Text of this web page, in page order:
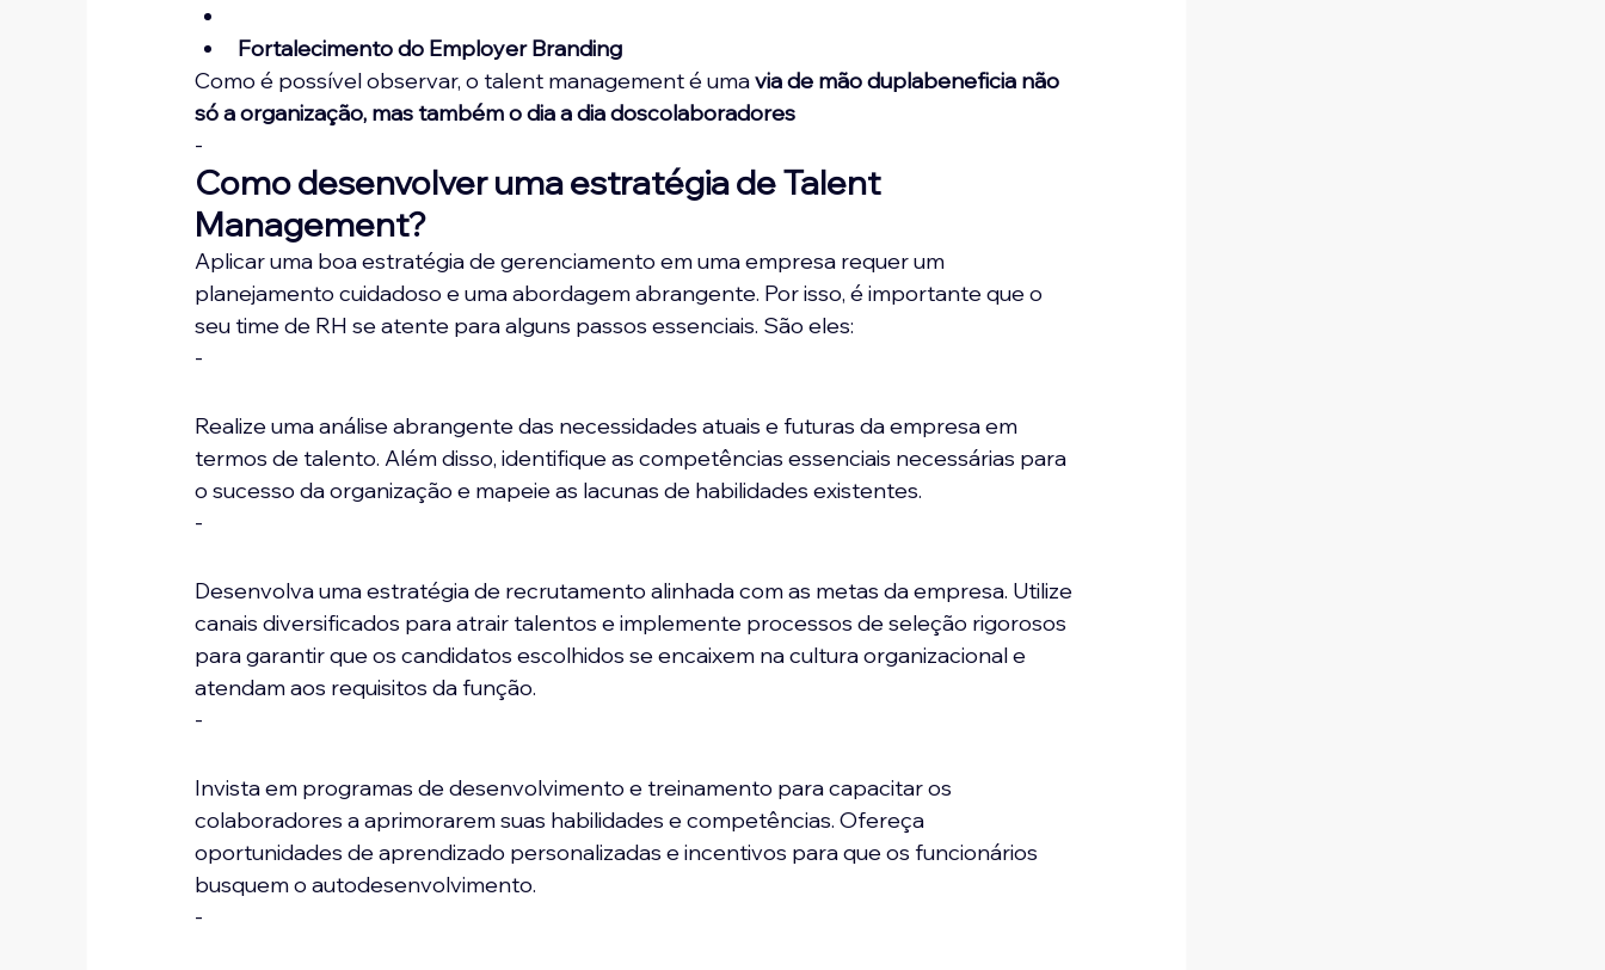
Fortalecimento do Employer Branding
Como é possível observar, o talent management é uma via de mão duplabeneficia não
só a organização, mas também o dia a dia doscolaboradores
-
Como desenvolver uma estratégia de Talent
Management?
Aplicar uma boa estratégia de gerenciamento em uma empresa requer um
planejamento cuidadoso e uma abordagem abrangente. Por isso, é importante que o
seu time de RH se atente para alguns passos essenciais. São eles:
-
Realize uma análise abrangente das necessidades atuais e futuras da empresa em
termos de talento. Além disso, identifique as competências essenciais necessárias para
o sucesso da organização e mapeie as lacunas de habilidades existentes.
-
Desenvolva uma estratégia de recrutamento alinhada com as metas da empresa. Utilize
canais diversificados para atrair talentos e implemente processos de seleção rigorosos
para garantir que os candidatos escolhidos se encaixem na cultura organizacional e
atendam aos requisitos da função.
-
Invista em programas de desenvolvimento e treinamento para capacitar os
colaboradores a aprimorarem suas habilidades e competências. Ofereça
oportunidades de aprendizado personalizadas e incentivos para que os funcionários
busquem o autodesenvolvimento.
-